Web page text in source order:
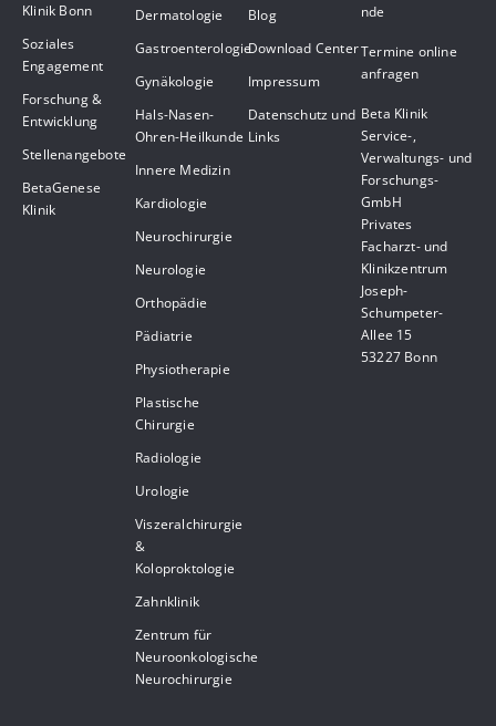
Klinik Bonn
Soziales
Engagement
Forschung &
Entwicklung
Stellenangebote
BetaGenese
Klinik
Dermatologie
Gastroenterologie
Gynäkologie
Hals-Nasen-
Ohren-Heilkunde
Innere Medizin
Kardiologie
Neurochirurgie
Neurologie
Orthopädie
Pädiatrie
Physiotherapie
Plastische
Chirurgie
Radiologie
Urologie
Viszeralchirurgie
&
Koloproktologie
Zahnklinik
Zentrum für
Neuroonkologische
Neurochirurgie
Blog
Download Center
Impressum
Datenschutz und
Links
nde
Termine online
anfragen
Beta Klinik
Service-,
Verwaltungs- und
Forschungs-
GmbH
Privates
Facharzt- und
Klinikzentrum
Joseph-
Schumpeter-
Allee 15
53227 Bonn